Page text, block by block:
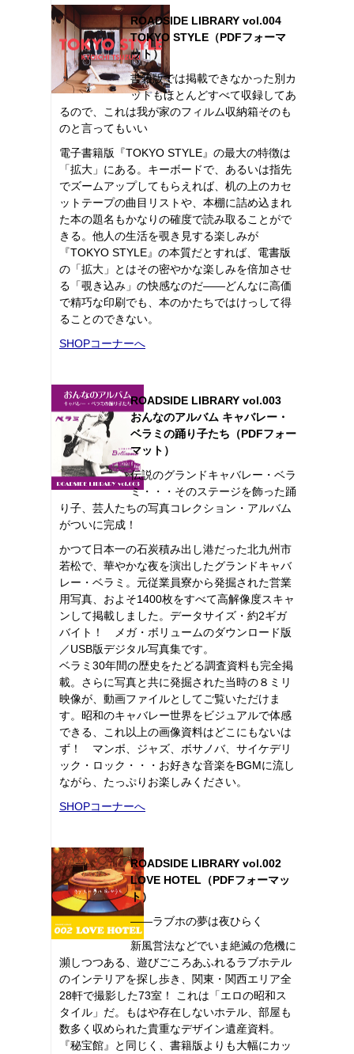
ROADSIDE LIBRARY vol.004
TOKYO STYLE（PDFフォーマ
ット）
書籍版では掲載できなかった別カ
ットもほとんどすべて収録してあ
るので、これは我が家のフィルム収納箱そのも
のと言ってもいい
電子書籍版『TOKYO STYLE』の最大の特徴は
「拡大」にある。キーボードで、あるいは指先
でズームアップしてもらえれば、机の上のカセ
ットテープの曲目リストや、本棚に詰め込まれ
た本の題名もかなりの確度で読み取ることがで
きる。他人の生活を覗き見する楽しみが
『TOKYO STYLE』の本質だとすれば、電書版
の「拡大」とはその密やかな楽しみを倍加させ
る「覗き込み」の快感なのだ――どんなに高価
で精巧な印刷でも、本のかたちではけっして得
ることのできない。
SHOPコーナーへ
ROADSIDE LIBRARY vol.003
おんなのアルバム キャバレー・
ベラミの踊り子たち（PDFフォー
マット）
伝説のグランドキャバレー・ベラ
ミ・・・そのステージを飾った踊
り子、芸人たちの写真コレクション・アルバム
がついに完成！
かつて日本一の石炭積み出し港だった北九州市
若松で、華やかな夜を演出したグランドキャバ
レー・ベラミ。元従業員寮から発掘された営業
用写真、およそ1400枚をすべて高解像度スキャ
ンして掲載しました。データサイズ・約2ギガ
バイト！ メガ・ボリュームのダウンロード版
／USB版デジタル写真集です。
ベラミ30年間の歴史をたどる調査資料も完全掲
載。さらに写真と共に発掘された当時の８ミリ
映像が、動画ファイルとしてご覧いただけま
す。昭和のキャバレー世界をビジュアルで体感
できる、これ以上の画像資料はどこにもないは
ず！ マンボ、ジャズ、ボサノバ、サイケデリ
ック・ロック・・・お好きな音楽をBGMに流し
ながら、たっぷりお楽しみください。
SHOPコーナーへ
ROADSIDE LIBRARY vol.002
LOVE HOTEL（PDFフォーマッ
ト）
――ラブホの夢は夜ひらく
新風営法などでいま絶滅の危機に
瀕しつつある、遊びごころあふれるラブホテル
のインテリアを探し歩き、関東・関西エリア全
28軒で撮影した73室！ これは「エロの昭和ス
タイル」だ。もはや存在しないホテル、部屋も
数多く収められた貴重なデザイン遺産資料。
『秘宝館』と同じく、書籍版よりも大幅にカッ